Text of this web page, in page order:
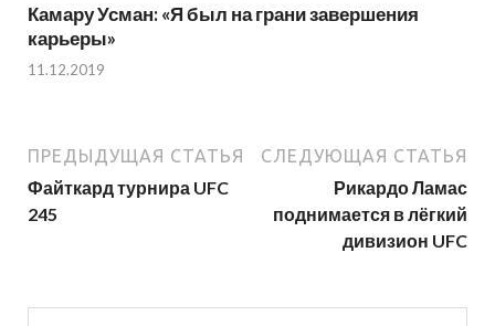
Камару Усман: «Я был на грани завершения
карьеры»
11.12.2019
ПРЕДЫДУЩАЯ СТАТЬЯ
Файткард турнира UFC
245
СЛЕДУЮЩАЯ СТАТЬЯ
Рикардо Ламас
поднимается в лёгкий
дивизион UFC